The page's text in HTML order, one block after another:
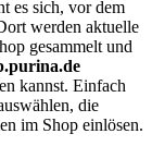
es sich, vor dem
werden aktuelle
gesammelt und
kannst. Einfach
die
im Shop einlösen.